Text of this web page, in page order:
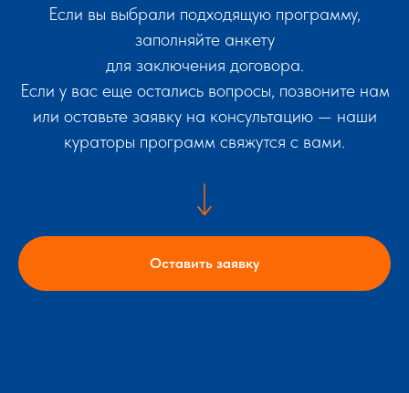
Если вы выбрали подходящую программу,
заполняйте анкету
для заключения договора.
Если у вас еще остались вопросы, позвоните нам
или оставьте заявку на консультацию — наши
кураторы программ свяжутся с вами.
Оставить заявку